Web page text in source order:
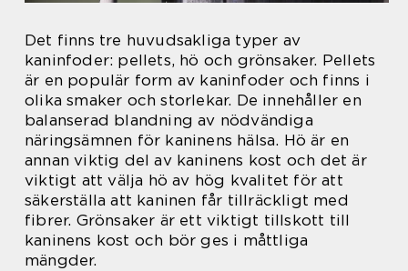
Det finns tre huvudsakliga typer av
kaninfoder: pellets, hö och grönsaker. Pellets
är en populär form av kaninfoder och finns i
olika smaker och storlekar. De innehåller en
balanserad blandning av nödvändiga
näringsämnen för kaninens hälsa. Hö är en
annan viktig del av kaninens kost och det är
viktigt att välja hö av hög kvalitet för att
säkerställa att kaninen får tillräckligt med
fibrer. Grönsaker är ett viktigt tillskott till
kaninens kost och bör ges i måttliga
mängder.